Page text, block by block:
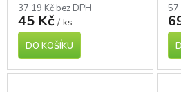
37,19 Kč bez DPH
45 Kč / ks
DO KOŠÍKU